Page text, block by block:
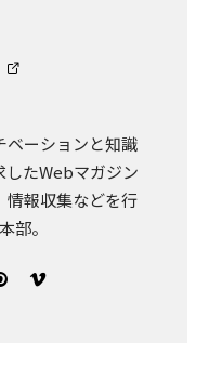
ベーションと知識
したWebマガジン
情報収集などを行
部。